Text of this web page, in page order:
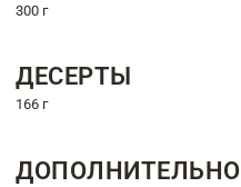
300 г
ДЕСЕРТЫ
166 г
ДОПОЛНИТЕЛЬНО